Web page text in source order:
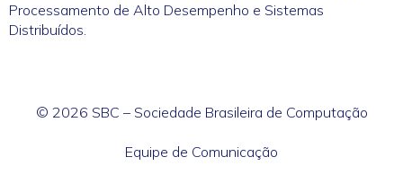
Processamento de Alto Desempenho e Sistemas
Distribuídos.
© 2026 SBC – Sociedade Brasileira de Computação
Equipe de Comunicação